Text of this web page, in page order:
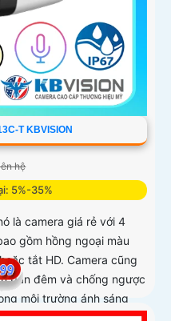
T KBVISION
hệ
5%-35%
là camera giá rẻ với 4
gồm hồng ngoại màu
tắt HD. Camera cũng
ban đêm và chống ngược
môi trường ánh sáng